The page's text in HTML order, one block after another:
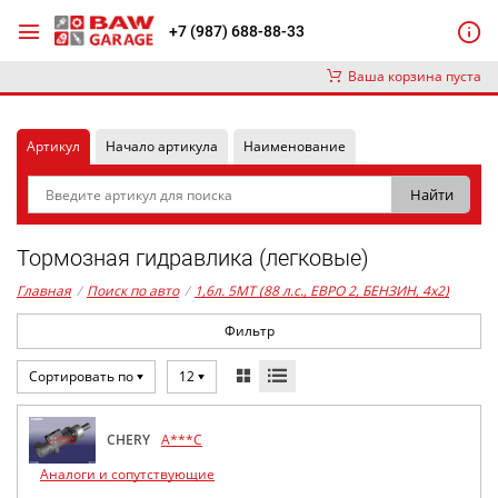
+7 (987) 688-88-33
Ваша корзина пуста
Артикул Начало артикула Наименование
Тормозная гидравлика (легковые)
Главная / Поиск по авто / 1,6л. 5MT (88 л.с., ЕВРО 2, БЕНЗИН, 4x2)
Фильтр
Сортировать по 12
CHERY A***C
Аналоги и сопутствующие